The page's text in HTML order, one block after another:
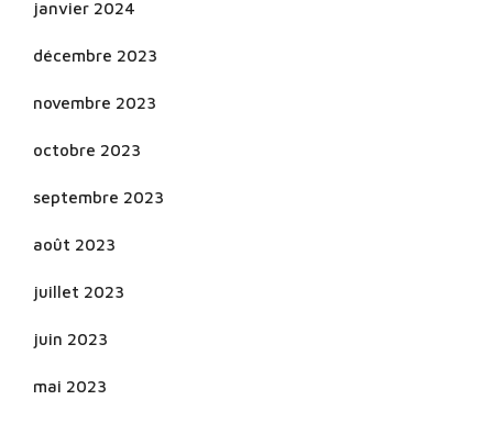
janvier 2024
décembre 2023
novembre 2023
octobre 2023
septembre 2023
août 2023
juillet 2023
juin 2023
mai 2023